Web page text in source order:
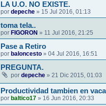
LA U.O. NO EXISTE.
por depeche » 15 Jul 2016, 01:13
toma tela..
por FIGORON » 11 Jul 2016, 21:25
Pase a Retiro
por baloncesto » 04 Jul 2016, 16:51
PREGUNTA.
por depeche » 21 Dic 2015, 01:03
Productividad tambien en
por baltico17 » 16 Jun 2016, 20:33